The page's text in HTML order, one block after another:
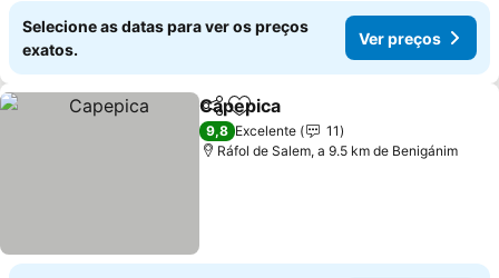
Selecione as datas para ver os preços
exatos.
Ver preços
PartilharAdicionar aos favoritos
Capepica
9,8 Excelente
11
Ráfol de Salem, a 9.5 km de Benigánim